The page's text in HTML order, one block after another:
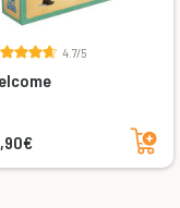
4.7/5
Ajouter au panier